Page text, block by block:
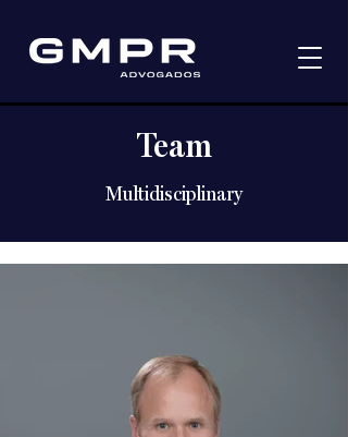
Team
Multidisciplinary